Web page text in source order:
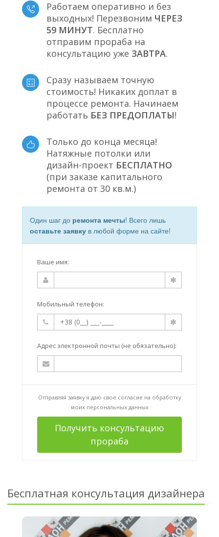
Работаем оперативно и без
выходных! Перезвоним ЧЕРЕЗ
59 МИНУТ. Бесплатно
отправим прораба на
консультацию уже ЗАВТРА.
Сразу называем точную
стоимость! Никаких доплат в
процессе ремонта. Начинаем
работать БЕЗ ПРЕДОПЛАТЫ!
Только до конца месяца!
Натяжные потолки или
дизайн-проект БЕСПЛАТНО
(при заказе капитального
ремонта от 30 кв.м.)
Один шаг до ремонта мечты! Всего лишь
оставьте заявку в любой форме на сайте!
Ваше имя:
Мобильный телефон:
Адрес электронной почты (не обязательно):
Отправляя заявку я даю свое согласие на обработку
моих персональных данных
Получить консультацию
прораба
Бесплатная консультация дизайнера